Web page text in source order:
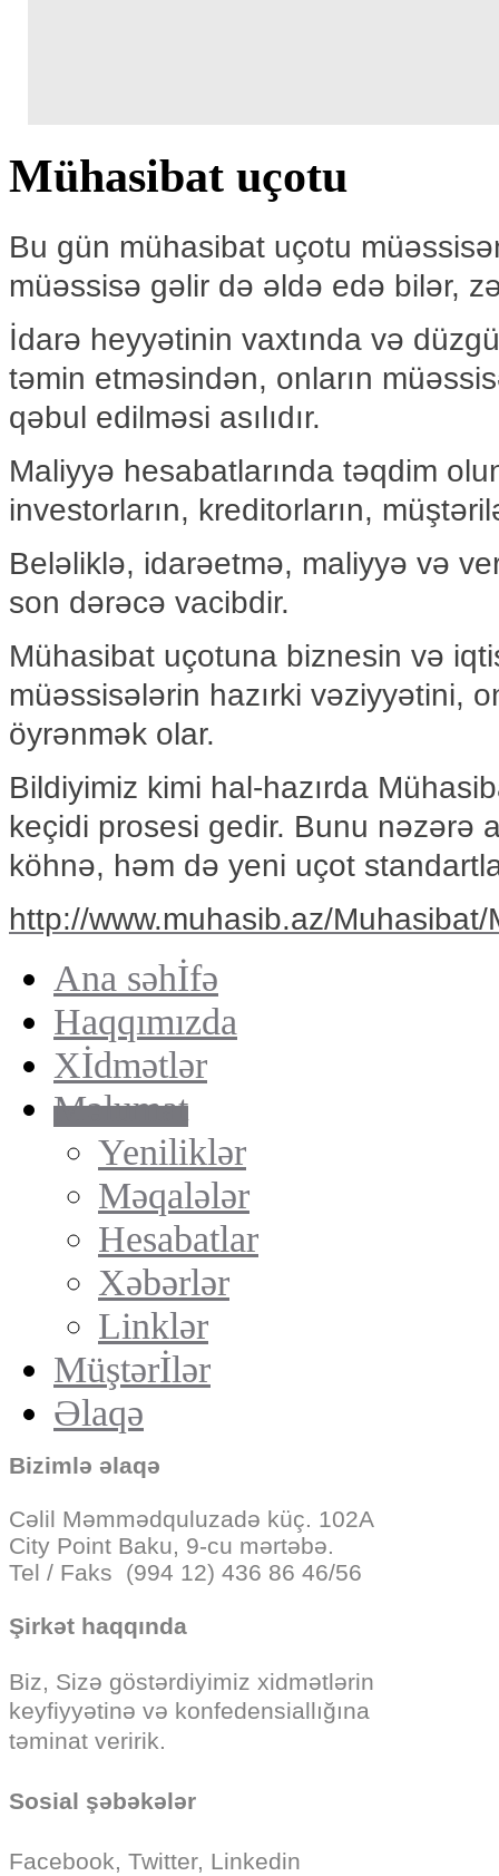
Mühasibat uçotu
Bu gün mühasibat uçotu
müəssisə gəlir də əldə edə bilər,
İdarə heyyətinin vaxtında və
təmin etməsindən, onların
qəbul edilməsi asılıdır.
Maliyyə hesabatlarında təqdim
investorların, kreditorların,
Beləliklə, idarəetmə, maliyyə və
son dərəcə vacibdir.
Mühasibat uçotuna biznesin və
müəssisələrin hazırki vəziyyətini,
öyrənmək olar.
Bildiyimiz kimi hal-hazırda
keçidi prosesi gedir. Bunu nəzərə
köhnə, həm də yeni uçot
http://www.muhasib.az/
Ana səhİfə
Haqqımızda
Xİdmətlər
Məlumat
Yeniliklər
Məqalələr
Hesabatlar
Xəbərlər
Linklər
Müştərİlər
Əlaqə
Bizimlə əlaqə
Cəlil Məmmədquluzadə küç. 102A
City Point Baku, 9-cu mərtəbə.
Tel / Faks (994 12) 436 86 46/56
Şirkət haqqında
Biz, Sizə göstərdiyimiz xidmətlərin
keyfiyyətinə və konfedensiallığına
təminat veririk.
Sosial şəbəkələr
Facebook, Twitter, Linkedin